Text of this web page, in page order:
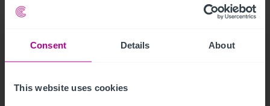
Consent Details About
This website uses cookies